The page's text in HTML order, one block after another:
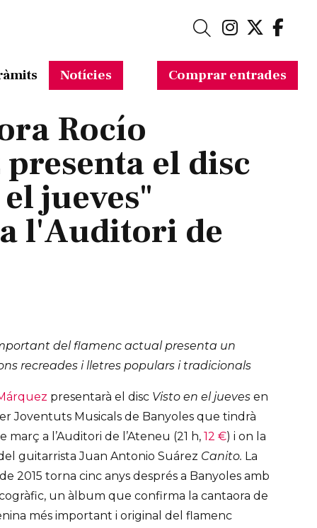
Link aLink
Cerca
Notícies Comprar entrades
Rocío
el disc
jueves"
l'Auditori de
del flamenc actual presenta un
recreades i lletres populars i tradicionals
presentarà el disc Visto en el jueves en
Joventuts Musicals de Banyoles que tindrà
març a l’Auditori de l’Ateneu (21 h, 12 €) i on la
guitarrista Juan Antonio Suárez Canito. La
2015 torna cinc anys després a Banyoles amb
un àlbum que confirma la cantaora de
més important i original del flamenc